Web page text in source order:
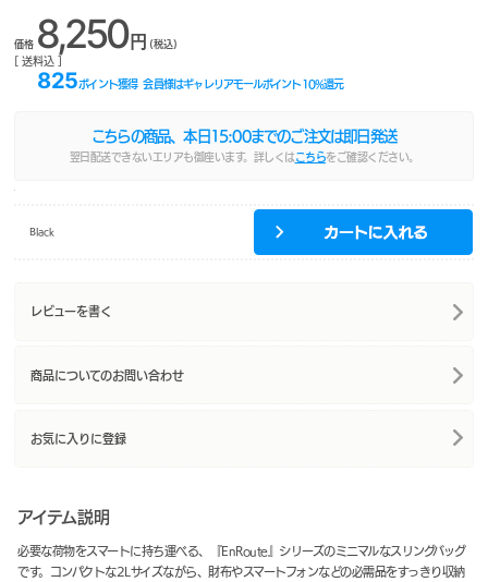
価格 8,250円 (税込)
[ 送料込 ]
825ポイント獲得 会員様はギャレリアモールポイント 10%還元
こちらの商品、本日 15:00までのご注文は即日発送
翌日配送できないエリアも御座います。詳しくは こちらをご確認ください。
Black
レビューを書く
商品についてのお問い合わせ
お気に入りに登録
アイテム説明
必要な荷物をスマートに持ち運べる、『EnRoute』シリーズのミニマルなスリングバッグ
です。コンパクトな2Lサイズながら、財布やスマートフォンなどの必需品をすっきり収納